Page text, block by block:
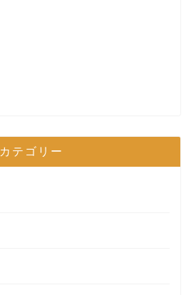
カテゴリー